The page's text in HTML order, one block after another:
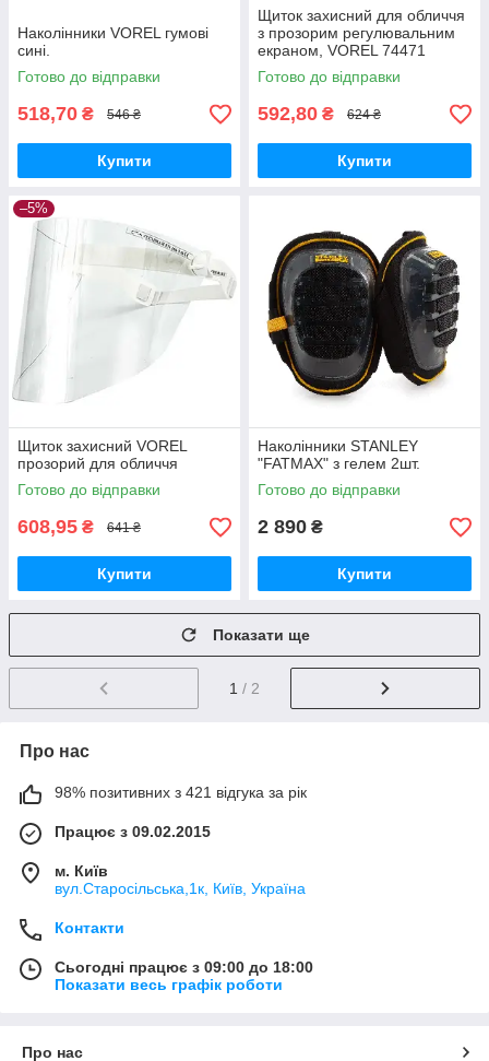
Наколінники VOREL гумові
сині.
Готово до відправки
518,70 ₴ 546 ₴
Купити
Щиток захисний для обличчя
з прозорим регулювальним
екраном, VOREL 74471
Готово до відправки
592,80 ₴ 624 ₴
Купити
–5%
Щиток захисний VOREL
прозорий для обличчя
Готово до відправки
608,95 ₴ 641 ₴
Купити
Наколінники STANLEY
"FATMAX" з гелем 2шт.
Готово до відправки
2 890 ₴
Купити
Показати ще
1 / 2
Про нас
98% позитивних з 421 відгука за рік
Працює з 09.02.2015
м. Київ
вул.Старосільська,1к, Київ, Україна
Контакти
Сьогодні працює з 09:00 до 18:00
Показати весь графік роботи
Про нас